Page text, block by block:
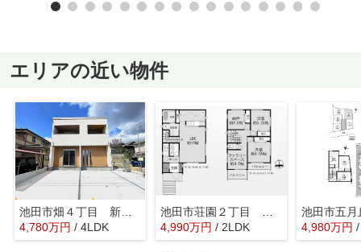
エリアの近い物件
池田市畑４丁目 新築戸建 １号地
4,780万円 / 4LDK
4,990万円 / 2LDK 4,980万円